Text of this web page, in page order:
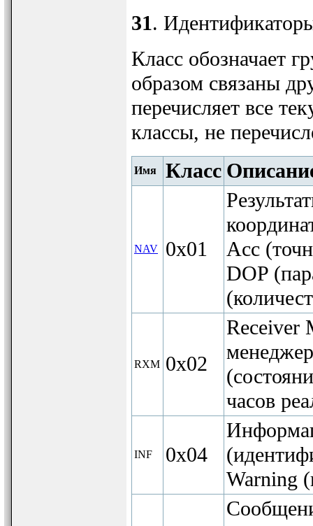
31.
Класс обозначает
образом связаны
перечисляет все
классы, не
Имя Класс
NAV 0x01
Acc
DOP
RXM 0x02
Receiver
часов
INF 0x04
Warning